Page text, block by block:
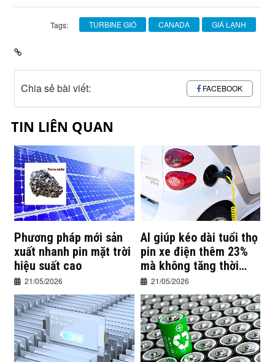
Tags: TURBINE GIÓ CANADA GIÁ LẠNH
Chia sẻ bài viết: FACEBOOK
TIN LIÊN QUAN
Phương pháp mới sản
xuất nhanh pin mặt trời
hiệu suất cao
21/05/2026
AI giúp kéo dài tuổi thọ
pin xe điện thêm 23%
mà không tăng thời
gian sạc
21/05/2026